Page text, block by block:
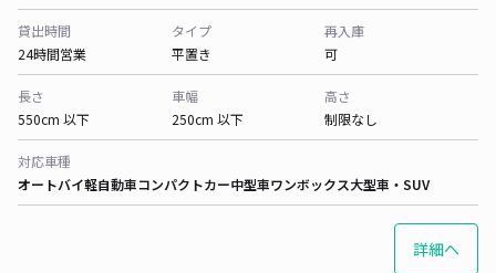
貸出時間
24時間営業
タイプ
平置き
再入庫
可
長さ
550cm 以下
車幅
250cm 以下
高さ
制限なし
対応車種
オートバイ軽自動車コンパクトカー中型車ワンボックス大型車・SUV
詳細へ